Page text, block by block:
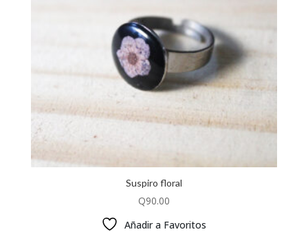
Suspiro floral
Q90.00
Añadir a Favoritos